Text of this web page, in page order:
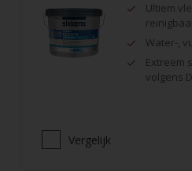
Ultiem
Water-,
Extreem
volgens
Vergelijk